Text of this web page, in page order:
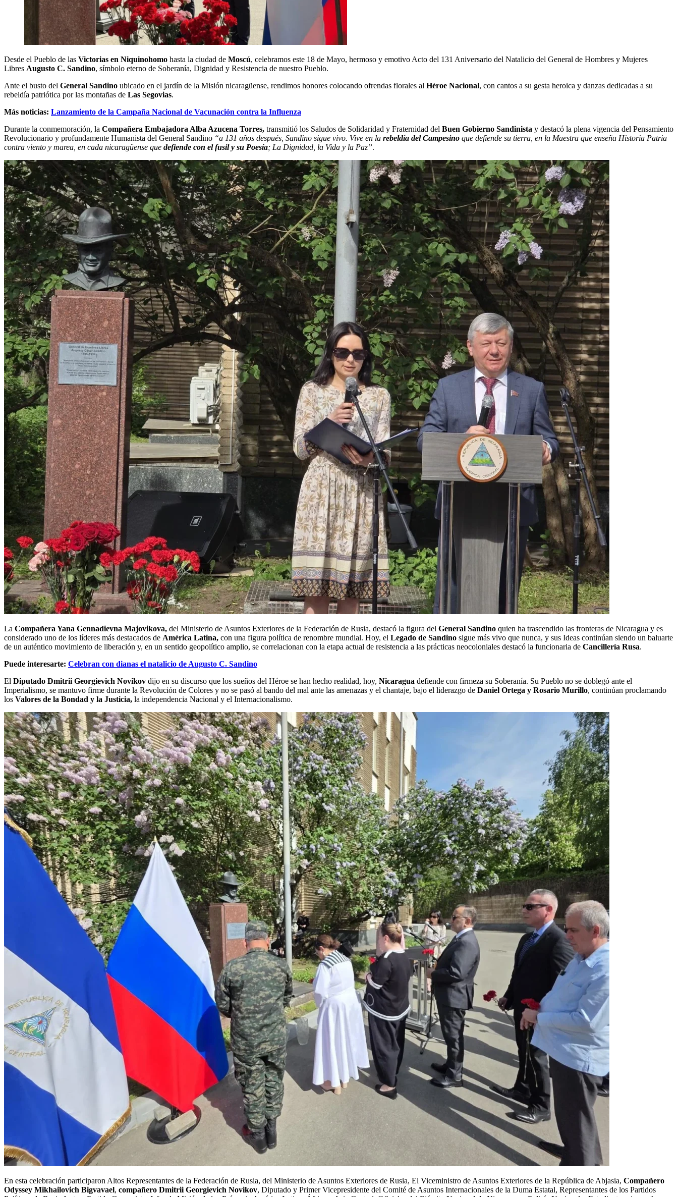
Desde el Pueblo de las Victorias en Niquinohomo hasta la ciudad de Moscú, celebramos este 18 de Mayo, hermoso y emotivo Acto del 131 Aniversario del Natalicio del General de Hombres y Mujeres
Libres Augusto C. Sandino, símbolo eterno de Soberanía, Dignidad y Resistencia de nuestro Pueblo.
Ante el busto del General Sandino ubicado en el jardín de la Misión nicaragüense, rendimos honores colocando ofrendas florales al Héroe Nacional, con cantos a su gesta heroica y danzas dedicadas a su
rebeldía patriótica por las montañas de Las Segovias.
Más noticias: Lanzamiento de la Campaña Nacional de Vacunación contra la Influenza
Durante la conmemoración, la Compañera Embajadora Alba Azucena Torres, transmitió los Saludos de Solidaridad y Fraternidad del Buen Gobierno Sandinista y destacó la plena vigencia del Pensamiento
Revolucionario y profundamente Humanista del General Sandino “a 131 años después, Sandino sigue vivo. Vive en la rebeldía del Campesino que defiende su tierra, en la Maestra que enseña Historia Patria
contra viento y marea, en cada nicaragüense que defiende con el fusil y su Poesía; La Dignidad, la Vida y la Paz”.
La Compañera Yana Gennadievna Majovikova, del Ministerio de Asuntos Exteriores de la Federación de Rusia, destacó la figura del General Sandino quien ha trascendido las fronteras de Nicaragua y es
considerado uno de los líderes más destacados de América Latina, con una figura política de renombre mundial. Hoy, el Legado de Sandino sigue más vivo que nunca, y sus Ideas continúan siendo un baluarte
de un auténtico movimiento de liberación y, en un sentido geopolítico amplio, se correlacionan con la etapa actual de resistencia a las prácticas neocoloniales destacó la funcionaria de Cancillería Rusa.
Puede interesarte: Celebran con dianas el natalicio de Augusto C. Sandino
El Diputado Dmitrii Georgievich Novikov dijo en su discurso que los sueños del Héroe se han hecho realidad, hoy, Nicaragua defiende con firmeza su Soberanía. Su Pueblo no se doblegó ante el
Imperialismo, se mantuvo firme durante la Revolución de Colores y no se pasó al bando del mal ante las amenazas y el chantaje, bajo el liderazgo de Daniel Ortega y Rosario Murillo, continúan proclamando
los Valores de la Bondad y la Justicia, la independencia Nacional y el Internacionalismo.
En esta celebración participaron Altos Representantes de la Federación de Rusia, del Ministerio de Asuntos Exteriores de Rusia, El Viceministro de Asuntos Exteriores de la República de Abjasia, Compañero
Odyssey Mikhailovich Bigvavael, compañero Dmitrii Georgievich Novikov, Diputado y Primer Vicepresidente del Comité de Asuntos Internacionales de la Duma Estatal, Representantes de los Partidos